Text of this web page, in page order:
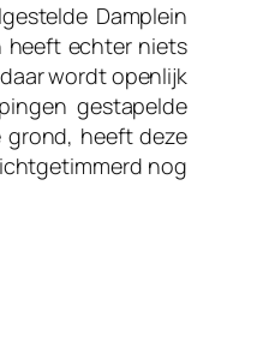
Damplein
heeft echter niets
wordt openlijk
gestapelde
grond, heeft deze
nog